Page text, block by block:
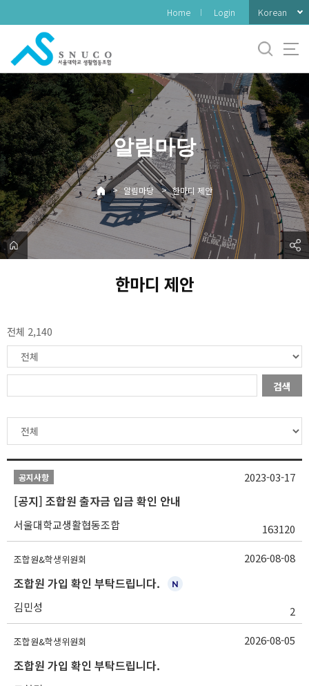
로
메
뉴
Home Login Korean
알림마당
> 알림마당 > 한마디 제안
한마디 제안
전체 2,140
검색
공지사항
[공지] 조합원 출자금 입금 확인 안내
서울대학교생활협동조합 163120
2023-03-17
조합원&학생위원회
조합원 가입 확인 부탁드립니다.
김민성 2
2026-08-08
조합원&학생위원회
조합원 가입 확인 부탁드립니다.
2026-08-05